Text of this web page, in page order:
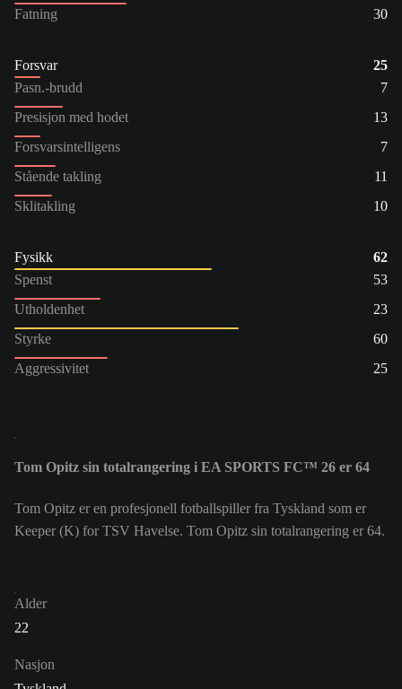
Fatning
30
Forsvar
25
Pasn.-brudd
7
Presisjon med hodet
13
Forsvarsintelligens
7
Stående takling
11
Sklitakling
10
Fysikk
62
Spenst
53
Utholdenhet
23
Styrke
60
Aggressivitet
25
Tom Opitz sin totalrangering i EA SPORTS FC™ 26 er 64
Tom Opitz er en profesjonell fotballspiller fra Tyskland som er
Keeper (K) for TSV Havelse. Tom Opitz sin totalrangering er 64.
Alder
22
Nasjon